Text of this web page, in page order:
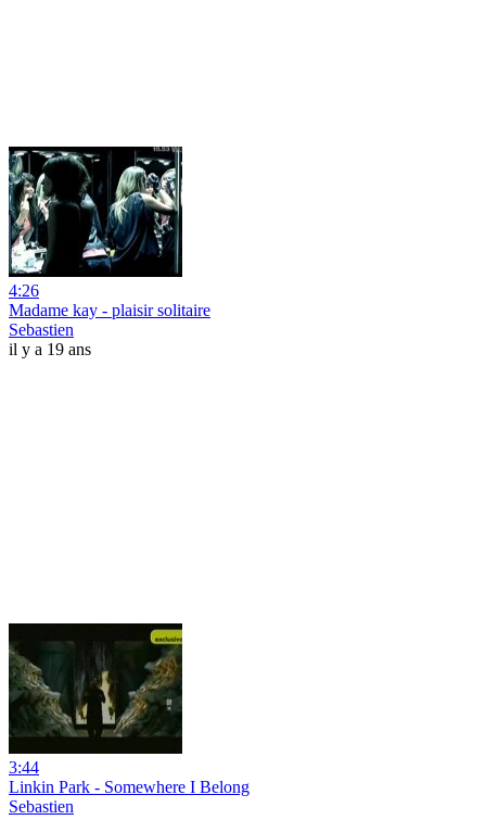
4:26
Madame kay - plaisir solitaire
Sebastien
il y a 19 ans
3:44
Linkin Park - Somewhere I Belong
Sebastien